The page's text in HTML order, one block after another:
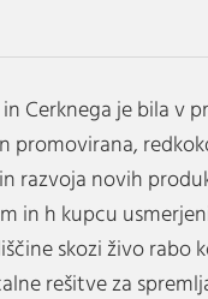
Cerknega je bila v
promovirana,
razvoja novih
in h kupcu
skozi živo rabo
rešitve za